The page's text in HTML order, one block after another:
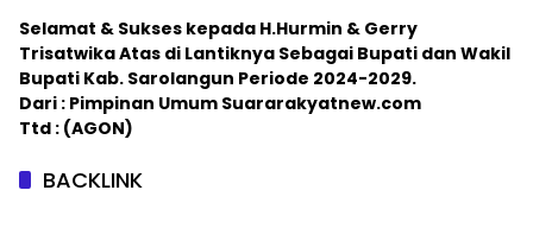
Selamat & Sukses kepada H.Hurmin & Gerry
Trisatwika Atas di Lantiknya Sebagai Bupati dan Wakil
Bupati Kab. Sarolangun Periode 2024-2029.
Dari : Pimpinan Umum Suararakyatnew.com
Ttd : (AGON)
BACKLINK